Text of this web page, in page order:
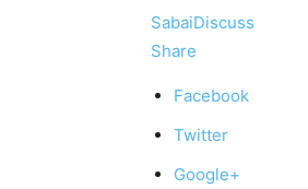
SabaiDiscuss
Share
Facebook
Twitter
Google+